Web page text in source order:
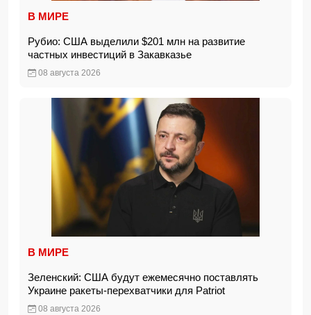
В МИРЕ
Рубио: США выделили $201 млн на развитие
частных инвестиций в Закавказье
08 августа 2026
В МИРЕ
Зеленский: США будут ежемесячно поставлять
Украине ракеты-перехватчики для Patriot
08 августа 2026